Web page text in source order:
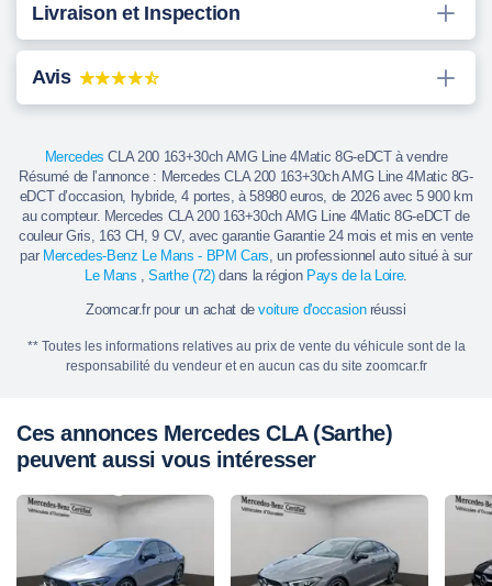
Livraison et Inspection
Avis
Mercedes CLA 200 163+30ch AMG Line 4Matic 8G-eDCT à vendre
Résumé de l’annonce : Mercedes CLA 200 163+30ch AMG Line 4Matic 8G-
eDCT d’occasion, hybride, 4 portes, à 58980 euros, de 2026 avec 5 900 km
au compteur. Mercedes CLA 200 163+30ch AMG Line 4Matic 8G-eDCT de
couleur Gris, 163 CH, 9 CV, avec garantie Garantie 24 mois et mis en vente
par Mercedes-Benz Le Mans - BPM Cars, un professionnel auto situé à sur
Le Mans ,Sarthe (72)dans la région Pays de la Loire.
Zoomcar.fr pour un achat devoiture d'occasionréussi
** Toutes les informations relatives au prix de vente du véhicule sont de la
responsabilité du vendeur et en aucun cas du site zoomcar.fr
Ces annonces Mercedes CLA (Sarthe)
peuvent aussi vous intéresser